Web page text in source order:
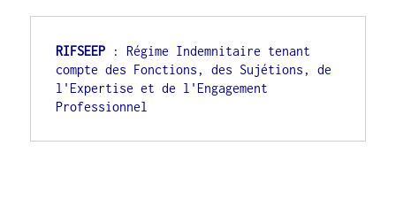
RIFSEEP : Régime Indemnitaire tenant
compte des Fonctions, des Sujétions, de
l'Expertise et de l'Engagement
Professionnel